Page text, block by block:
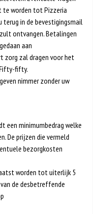
te worden tot Pizzeria
in de bevestigingsmail
ontvangen. Betalingen
aan
zorg zal dragen voor het
fifty.
nimmer zonder uw
een minimumbedrag welke
De prijzen die vermeld
bezorgkosten
worden tot uiterlijk 5
de desbetreffende